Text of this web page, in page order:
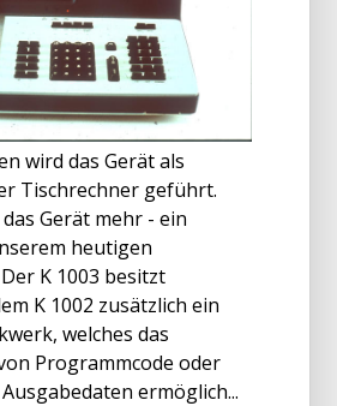
wird das Gerät als
Tischrechner geführt.
Gerät mehr - ein
heutigen
K 1003 besitzt
K 1002 zusätzlich ein
welches das
Programmcode oder
ermöglich...